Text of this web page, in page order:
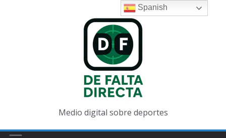
Medio digital sobre deportes
Spanish